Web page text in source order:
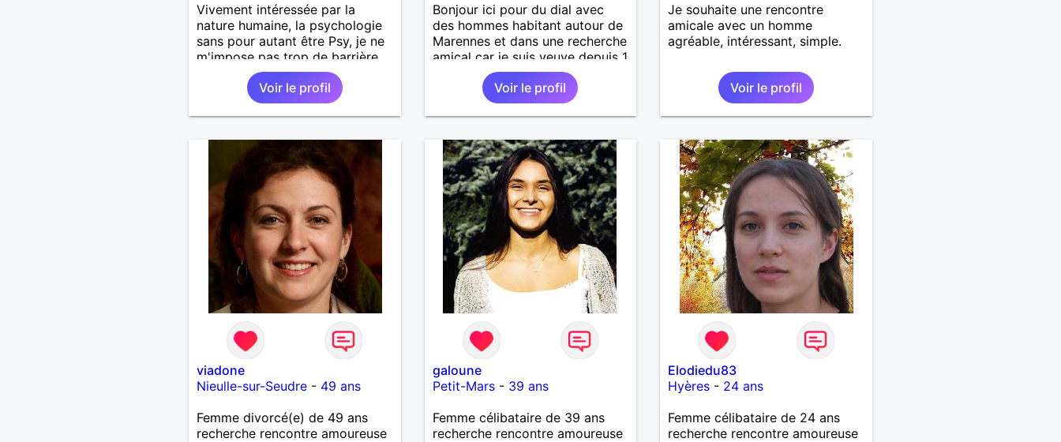
Vivement intéressée par la
nature humaine, la psychologie
sans pour autant être Psy, je ne
m'impose pas trop de barrière,
je préfère d'ailleurs les
surmonter.Voir le profil
Bonjour ici pour du dial avec
des hommes habitant autour de
Marennes et dans une recherche
amical car je suis veuve depuis 1
an. Je ne répondrai pas aux
autres, bonne chance à tous.
Voir le profil
Je souhaite une rencontre
amicale avec un homme
agréable, intéressant, simple.
Voir le profil
viadone
Nieulle-sur-Seudre- 49 ans
Femme divorcé(e) de 49 ans
recherche rencontre amoureuse
galoune
Petit-Mars- 39 ans
Femme célibataire de 39 ans
recherche rencontre amoureuse
Elodiedu83
Hyères - 24 ans
Femme célibataire de 24 ans
recherche rencontre amoureuse